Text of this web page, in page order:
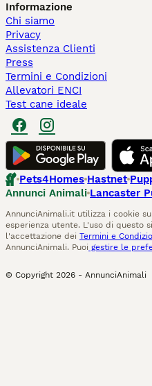
Informazione
Chi siamo
Privacy
Assistenza Clienti
Press
Termini e Condizioni
Allevatori ENCI
Test cane ideale
Pets4Homes Hastnet
Annunci Animali Lancaster
AnnunciAnimali.it utilizza i cookie
esperienza utente. L'uso di questo
l'accettazione dei Termini e
AnnunciAnimali. Puoi gestire le
© Copyright 2026 - AnnunciAnimali